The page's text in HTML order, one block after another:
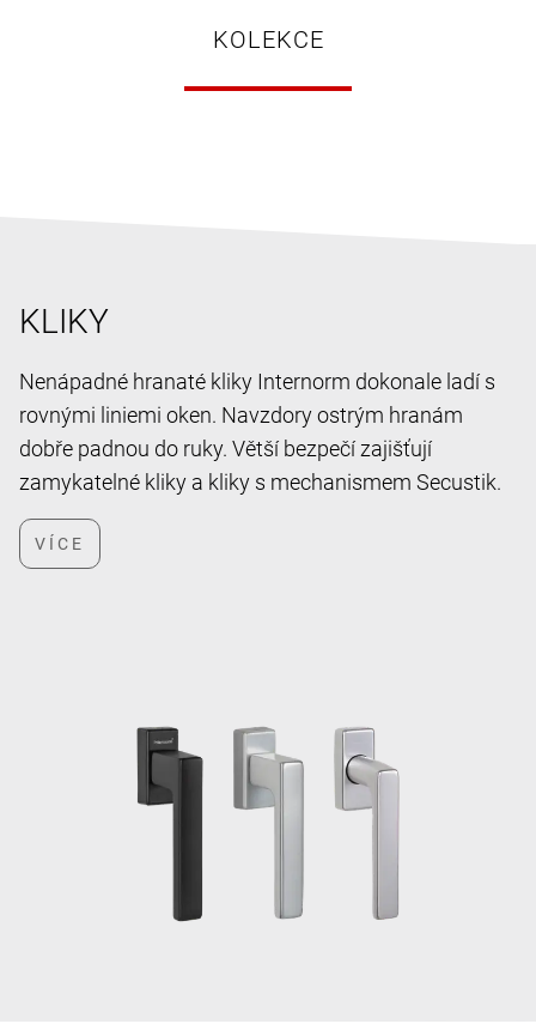
KOLEKCE
KLIKY
Nenápadné hranaté kliky Internorm dokonale ladí s
rovnými liniemi oken. Navzdory ostrým hranám
dobře padnou do ruky. Větší bezpečí zajišťují
zamykatelné kliky a kliky s mechanismem Secustik.